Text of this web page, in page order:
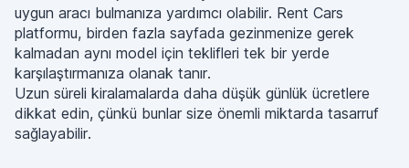
uygun aracı bulmanıza yardımcı olabilir. Rent Cars
platformu, birden fazla sayfada gezinmenize gerek
kalmadan aynı model için teklifleri tek bir yerde
karşılaştırmanıza olanak tanır.
Uzun süreli kiralamalarda daha düşük günlük ücretlere
dikkat edin, çünkü bunlar size önemli miktarda tasarruf
sağlayabilir.